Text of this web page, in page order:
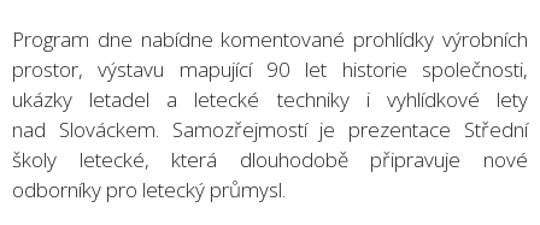
Program dne nabídne komentované prohlídky výrobních
prostor, výstavu mapující 90 let historie společnosti,
ukázky letadel a letecké techniky i vyhlídkové lety
nad Slováckem. Samozřejmostí je prezentace Střední
školy letecké, která dlouhodobě připravuje nové
odborníky pro letecký průmysl.